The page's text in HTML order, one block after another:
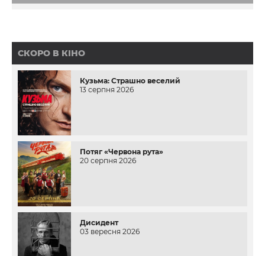
«на поєдинок». Щоправда, Ольга переконує
СКОРО В КІНО
Кузьма: Страшно веселий
13 серпня 2026
Потяг «Червона рута»
20 серпня 2026
Дисидент
03 вересня 2026